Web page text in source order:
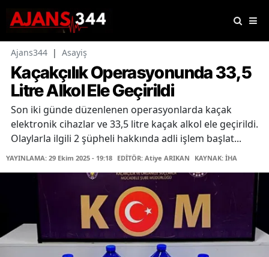
Ajans344 | Asayiş
Kaçakçılık Operasyonunda 33,5
Litre Alkol Ele Geçirildi
Son iki günde düzenlenen operasyonlarda kaçak
elektronik cihazlar ve 33,5 litre kaçak alkol ele geçirildi.
Olaylarla ilgili 2 şüpheli hakkında adli işlem başlat...
YAYINLAMA: 29 Ekim 2025 - 19:18 EDİTÖR: Atiye ARIKAN KAYNAK: İHA